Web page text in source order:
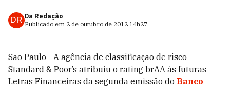
DR Da Redação
Publicado em 2 de outubro de 2012 14h27.
São Paulo - A agência de classificação de risco
Standard & Poor’s atribuiu o rating brAA às futuras
Letras Financeiras da segunda emissão do Banco